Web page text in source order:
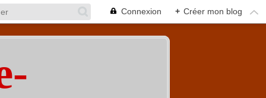
Connexion + Créer mon blog